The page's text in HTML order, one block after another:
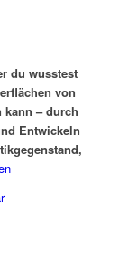
du wusstest
von
kann – durch
Entwickeln
,